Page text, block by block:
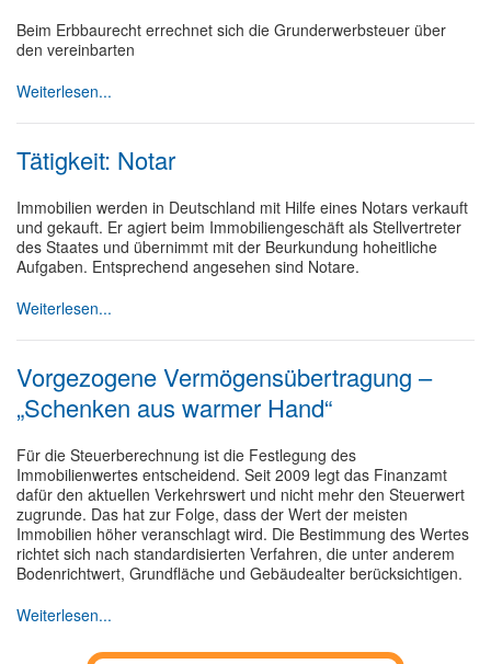
Beim Erbbaurecht errechnet sich die Grunderwerbsteuer über
den vereinbarten
Weiterlesen...
Tätigkeit: Notar
Immobilien werden in Deutschland mit Hilfe eines Notars verkauft
und gekauft. Er agiert beim Immobiliengeschäft als Stellvertreter
des Staates und übernimmt mit der Beurkundung hoheitliche
Aufgaben. Entsprechend angesehen sind Notare.
Weiterlesen...
Vorgezogene Vermögensübertragung –
„Schenken aus warmer Hand“
Für die Steuerberechnung ist die Festlegung des
Immobilienwertes entscheidend. Seit 2009 legt das Finanzamt
dafür den aktuellen Verkehrswert und nicht mehr den Steuerwert
zugrunde. Das hat zur Folge, dass der Wert der meisten
Immobilien höher veranschlagt wird. Die Bestimmung des Wertes
richtet sich nach standardisierten Verfahren, die unter anderem
Bodenrichtwert, Grundfläche und Gebäudealter berücksichtigen.
Weiterlesen...